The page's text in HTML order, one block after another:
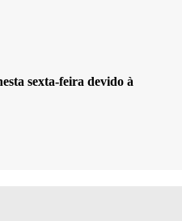
sexta-feira devido à